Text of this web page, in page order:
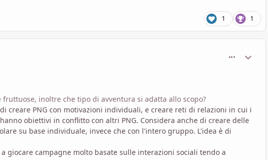
1 1
inoltre che tipo di avventura si adatta allo scopo?
PNG con motivazioni individuali, e creare reti di relazioni in cui i
obiettivi in conflitto con altri PNG. Considera anche di creare delle
su base individuale, invece che con l'intero gruppo. L'idea è di
giocare campagne molto basate sulle interazioni sociali tendo a